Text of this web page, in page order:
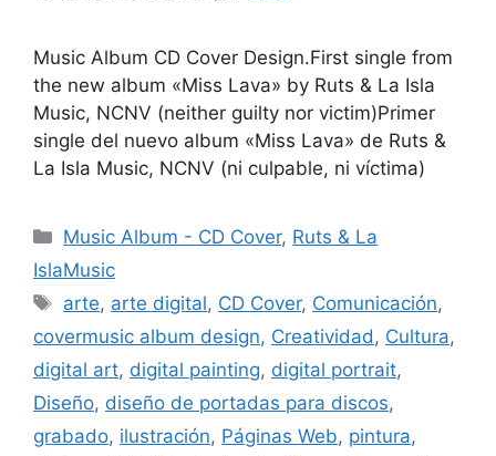
Music Album CD Cover Design.First single from
the new album «Miss Lava» by Ruts & La Isla
Music, NCNV (neither guilty nor victim)Primer
single del nuevo album «Miss Lava» de Ruts &
La Isla Music, NCNV (ni culpable, ni víctima)
Music Album - CD Cover, Ruts & La
IslaMusic
arte, arte digital, CD Cover, Comunicación,
covermusic album design, Creatividad , Cultura,
digital art, digital painting, digital portrait,
Diseño, diseño de portadas para discos,
grabado, ilustración, Páginas Web, pintura,